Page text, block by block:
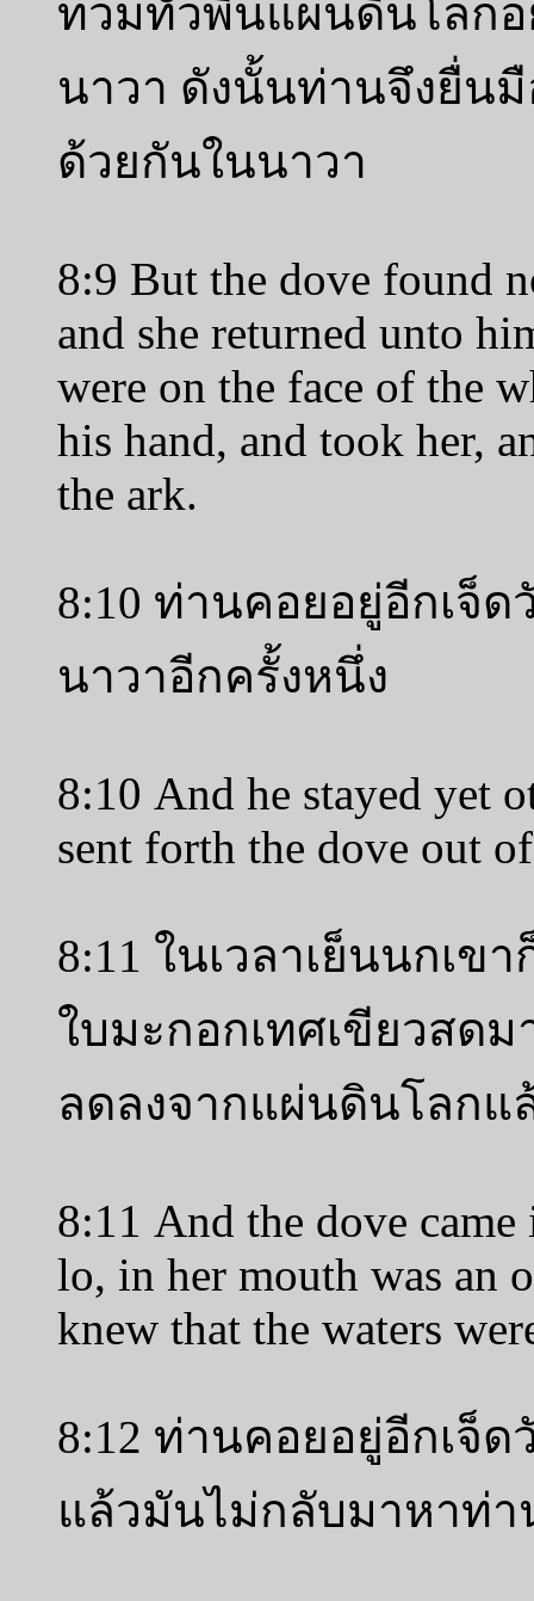
ท่วมทั่วพื้นแผ่นดินโลก
นาวา ดังนั้นท่านจึงยื่น
ด้วยกันในนาวา
8:9 But the dove found
and she returned unto
were on the face of the
his hand, and took her,
the ark.
8:10 ท่านคอยอยู่อีกเจ็
นาวาอีกครั้งหนึ่ง
8:10 And he stayed yet
sent forth the dove out
8:11 ในเวลาเย็นนกเ
ใบมะกอกเทศเขียวสด
ลดลงจากแผ่นดินโลกแ
8:11 And the dove
lo, in her mouth was an
knew that the waters
8:12 ท่านคอยอยู่อีกเจ็
แล้วมันไม่กลับมาหาท่า